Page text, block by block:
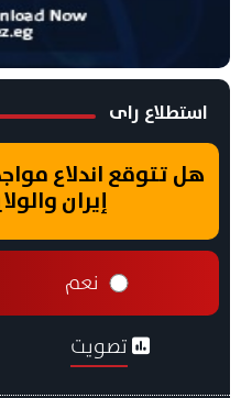
استطلاع راى
هل تتوقع اندلاع
إيران
نعم
تصويت